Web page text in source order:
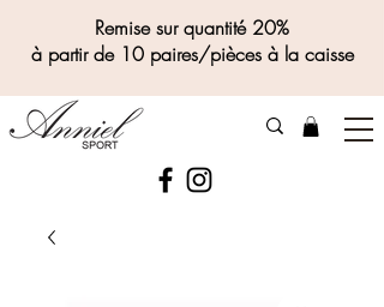
Remise sur quantité 20%
à partir de 10 paires/pièces à la caisse